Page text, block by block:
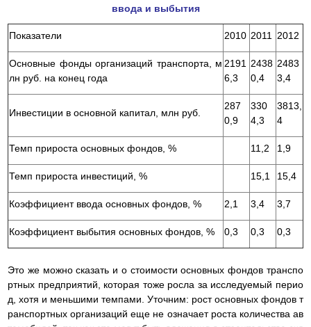
ввода и выбытия
Показатели 2010 2011 2012
Основные фонды организаций транспорта, м
лн руб. на конец года
2191
6,3
2438
0,4
2483
3,4
Инвестиции в основной капитал, млн руб.
287
0,9
330
4,3
3813,
4
Темп прироста основных фондов, % 11,2 1,9
Темп прироста инвестиций, % 15,1 15,4
Коэффициент ввода основных фондов, % 2,1 3,4 3,7
Коэффициент выбытия основных фондов, % 0,3 0,3 0,3
Это же можно сказать и о стоимости основных фондов транспо
ртных предприятий, которая тоже росла за исследуемый перио
д, хотя и меньшими темпами. Уточним: рост основных фондов т
ранспортных организаций еще не означает роста количества ав